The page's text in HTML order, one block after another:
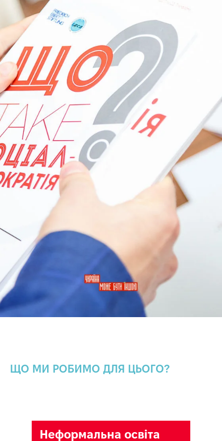
ЩО МИ РОБИМО ДЛЯ ЦЬОГО?
Неформальна освіта